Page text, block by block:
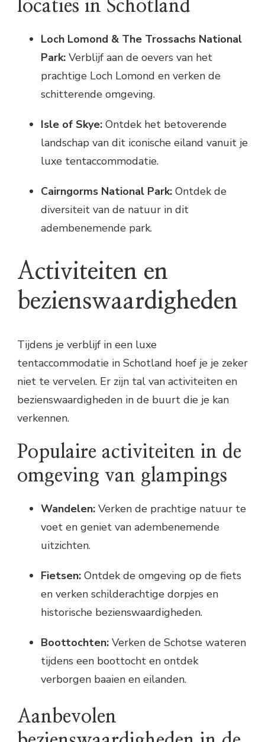
locaties in Schotland
Loch Lomond & The Trossachs National
Park: Verblijf aan de oevers van het
prachtige Loch Lomond en verken de
schitterende omgeving.
Isle of Skye: Ontdek het betoverende
landschap van dit iconische eiland vanuit je
luxe tentaccommodatie.
Cairngorms National Park: Ontdek de
diversiteit van de natuur in dit
adembenemende park.
Activiteiten en
bezienswaardigheden
Tijdens je verblijf in een luxe
tentaccommodatie in Schotland hoef je je zeker
niet te vervelen. Er zijn tal van activiteiten en
bezienswaardigheden in de buurt die je kan
verkennen.
Populaire activiteiten in de
omgeving van glampings
Wandelen: Verken de prachtige natuur te
voet en geniet van adembenemende
uitzichten.
Fietsen: Ontdek de omgeving op de fiets
en verken schilderachtige dorpjes en
historische bezienswaardigheden.
Boottochten: Verken de Schotse wateren
tijdens een boottocht en ontdek
verborgen baaien en eilanden.
Aanbevolen